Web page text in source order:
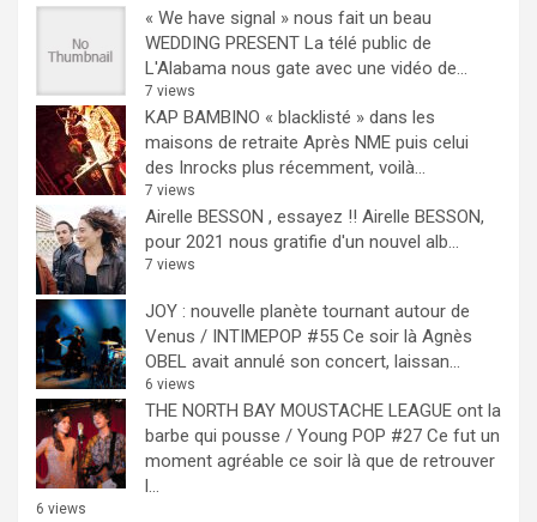
« We have signal » nous fait un beau
WEDDING PRESENT La télé public de
L'Alabama nous gate avec une vidéo de...
7 views
KAP BAMBINO « blacklisté » dans les
maisons de retraite Après NME puis celui
des Inrocks plus récemment, voilà...
7 views
Airelle BESSON , essayez !! Airelle BESSON,
pour 2021 nous gratifie d'un nouvel alb...
7 views
JOY : nouvelle planète tournant autour de
Venus / INTIMEPOP #55 Ce soir là Agnès
OBEL avait annulé son concert, laissan...
6 views
THE NORTH BAY MOUSTACHE LEAGUE ont la
barbe qui pousse / Young POP #27 Ce fut un
moment agréable ce soir là que de retrouver
l...
6 views